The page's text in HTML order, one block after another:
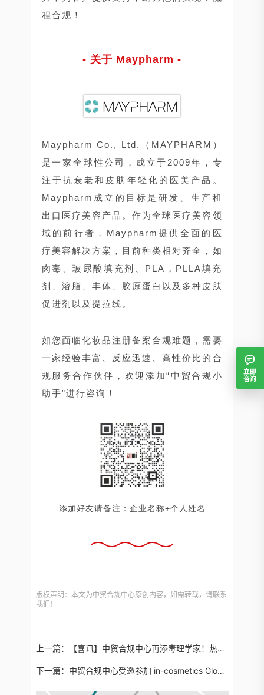
程合规！
- 关于 Maypharm -
Maypharm Co., Ltd.（MAYPHARM）
是一家全球性公司，成立于2009年，专
注于抗衰老和皮肤年轻化的医美产品。
Maypharm成立的目标是研发、生产和
出口医疗美容产品。作为全球医疗美容领
域的前行者，Maypharm提供全面的医
疗美容解决方案，目前种类相对齐全，如
肉毒、玻尿酸填充剂、PLA，PLLA填充
剂、溶脂、丰体、胶原蛋白以及多种皮肤
促进剂以及提拉线。
如您面临化妆品注册备案合规难题，需要
一家经验丰富、反应迅速、高性价比的合
规服务合作伙伴，欢迎添加“中贸合规小
助手”进行咨询！
添加好友请备注：企业名称+个人姓名
版权声明：本文为中贸合规中心原创内容，如需转载，请联系
我们！
上一篇： 【喜讯】中贸合规中心再添毒理学家！热烈祝贺罗武丹老师获中国毒理学会认证资质
下一篇： 中贸合规中心受邀参加 in-cosmetics Global 同期 “PCHi中国个护市场入门研讨会”
立即
咨询